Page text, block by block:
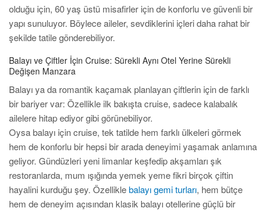
olduğu için, 60 yaş üstü misafirler için de konforlu ve güvenli bir
yapı sunuluyor. Böylece aileler, sevdiklerini içleri daha rahat bir
şekilde tatile gönderebiliyor.
Balayı ve Çiftler İçin Cruise: Sürekli Aynı Otel Yerine Sürekli
Değişen Manzara
Balayı ya da romantik kaçamak planlayan çiftlerin için de farklı
bir bariyer var: Özellikle ilk bakışta cruise, sadece kalabalık
ailelere hitap ediyor gibi görünebiliyor.
Oysa balayı için cruise, tek tatilde hem farklı ülkeleri görmek
hem de konforlu bir hepsi bir arada deneyimi yaşamak anlamına
geliyor. Gündüzleri yeni limanlar keşfedip akşamları şık
restoranlarda, mum ışığında yemek yeme fikri birçok çiftin
hayalini kurduğu şey. Özelliklebalayı gemi turları, hem bütçe
hem de deneyim açısından klasik balayı otellerine güçlü bir